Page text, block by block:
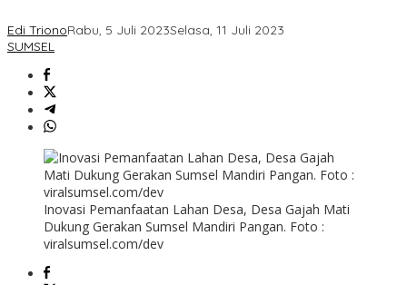
Edi TrionoRabu, 5 Juli 2023Selasa, 11 Juli 2023
SUMSEL
Inovasi Pemanfaatan Lahan Desa, Desa Gajah Mati
Dukung Gerakan Sumsel Mandiri Pangan. Foto :
viralsumsel.com/dev